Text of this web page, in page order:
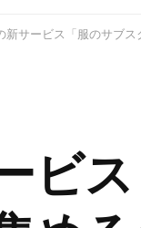
新サービス「服のサブ
ビ